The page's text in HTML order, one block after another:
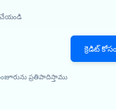
చేయండి
ప్రతిపాదిస్తాము
క్రెడిట్